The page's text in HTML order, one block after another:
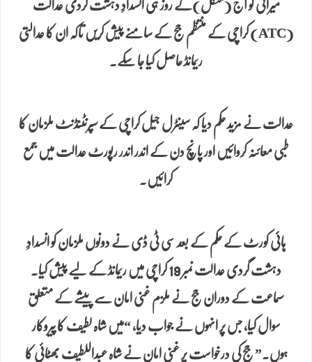
میرانی کو آج (منگل)کے روز ہی انسدادِ دہشت گردی عدالت
(ATC) کراچی کے منتظم جج کے سامنے پیش کریں تاکہ ان کا عدالتی
ریمانڈ حاصل کیا جا سکے.
عدالت نے مزید حکم دیا کہ سینٹرل جیل کراچی کے سپرنٹنڈنٹ ملزمان کا
طبی معائنہ کروائیں اور پانچ دن کے اندر اندر رپورٹ عدالت میں جمع
کرائیں.
ہائی کورٹ کے حکم کے بعد سی ٹی ڈی نے دونوں ملزمان کو انسدادِ
دہشت گردی عدالت نمبر 19 کراچی میں ریمانڈ کے لیے پیش کیا۔
سماعت کے دوران جج نے ملزم غنی امان سے پیشے کے متعلق
سوال کیا، جس پر انہوں نے جواب دیا، “میں شاہ لطیف کا پیروکار
ہوں.” جج کی درخواست پر غنی امان نے شاہ عبداللطیف بھٹائی کا